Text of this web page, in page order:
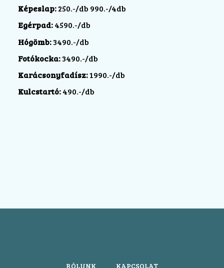
Képeslap:250.-/db 990.-/4db
Egérpad:4590.-/db
Hógömb:3490.-/db
Fotókocka:3490.-/db
Karácsonyfadísz:1990.-/db
Kulcstartó:490.-/db
RÓLUNK KAPCSOLAT